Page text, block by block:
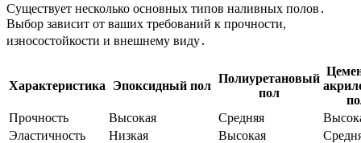
Существует несколько основных типов наливных полов․
Выбор зависит от ваших требований к прочности,
износостойкости и внешнему виду․
Характеристика Эпоксидный пол
Полиуретановый
пол
Прочность
Высокая Средняя
Эластичность
Низкая Высокая